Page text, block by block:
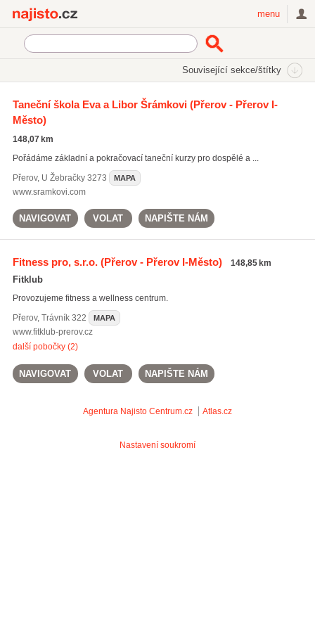
menu
Související sekce/štítky
Sportovní školy a kurzy
Fitness kurzy
Kurzy bojového umění
Taneční školy
Taneční škola Eva a Libor Šrámkovi(Přerov - Přerov I-
Město)
148,07 km
Pořádáme základní a pokračovací taneční kurzy pro dospělé a ...
Přerov, U Žebračky 3273 MAPA
www.sramkovi.com
NAVIGOVAT VOLAT NAPIŠTE NÁM
Fitness pro, s.r.o.(Přerov - Přerov I-Město) 148,85 km
Fitklub
Provozujeme fitness a wellness centrum.
Přerov, Trávník 322 MAPA
www.fitklub-prerov.cz
další pobočky (2)
NAVIGOVAT VOLAT NAPIŠTE NÁM
Agentura Najisto Centrum.cz Atlas.cz
Nastavení soukromí